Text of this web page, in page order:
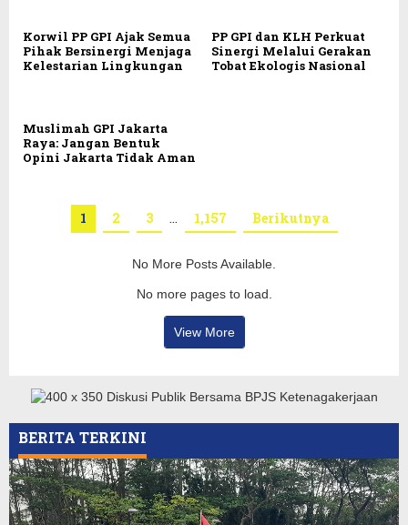
Korwil PP GPI Ajak Semua
Pihak Bersinergi Menjaga
Kelestarian Lingkungan
PP GPI dan KLH Perkuat
Sinergi Melalui Gerakan
Tobat Ekologis Nasional
Muslimah GPI Jakarta
Raya: Jangan Bentuk
Opini Jakarta Tidak Aman
1 2 3 … 1,157 Berikutnya
No More Posts Available.
No more pages to load.
View More
BERITA TERKINI